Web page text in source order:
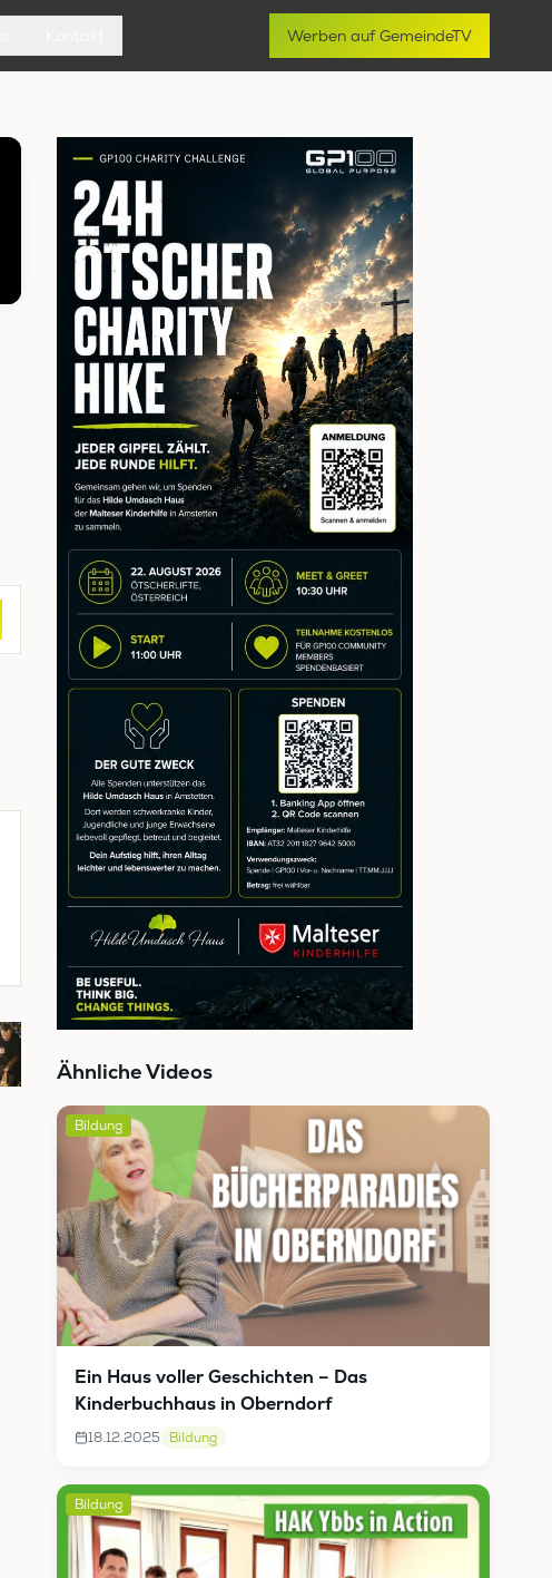
Werben auf GemeindeTV
Ähnliche Videos
Bildung
Ein Haus voller Geschichten – Das
Kinderbuchhaus in Oberndorf
18.12.2025 Bildung
Bildung